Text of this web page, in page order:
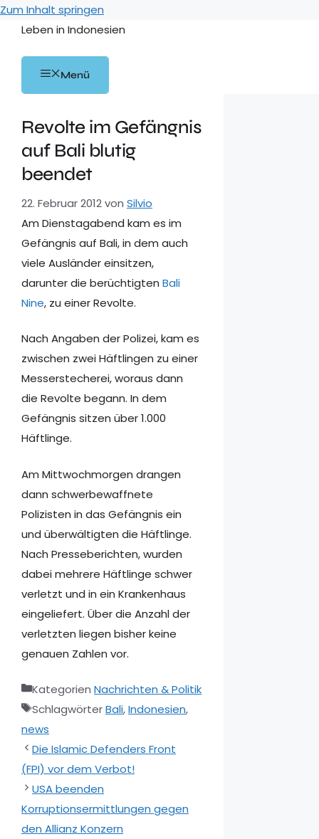
Zum Inhalt springen
Leben in Indonesien
Menü
Revolte im Gefängnis
auf Bali blutig
beendet
22. Februar 2012von Silvio
Am Dienstagabend kam es im
Gefängnis auf Bali, in dem auch
viele Ausländer einsitzen,
darunter die berüchtigten Bali
Nine, zu einer Revolte.
Nach Angaben der Polizei, kam es
zwischen zwei Häftlingen zu einer
Messerstecherei, woraus dann
die Revolte begann. In dem
Gefängnis sitzen über 1.000
Häftlinge.
Am Mittwochmorgen drangen
dann schwerbewaffnete
Polizisten in das Gefängnis ein
und überwältigten die Häftlinge.
Nach Presseberichten, wurden
dabei mehrere Häftlinge schwer
verletzt und in ein Krankenhaus
eingeliefert. Über die Anzahl der
verletzten liegen bisher keine
genauen Zahlen vor.
Kategorien Nachrichten & Politik
SchlagwörterBali,Indonesien,
news
Die Islamic Defenders Front
(FPI) vor dem Verbot!
USA beenden
Korruptionsermittlungen gegen
den Allianz Konzern